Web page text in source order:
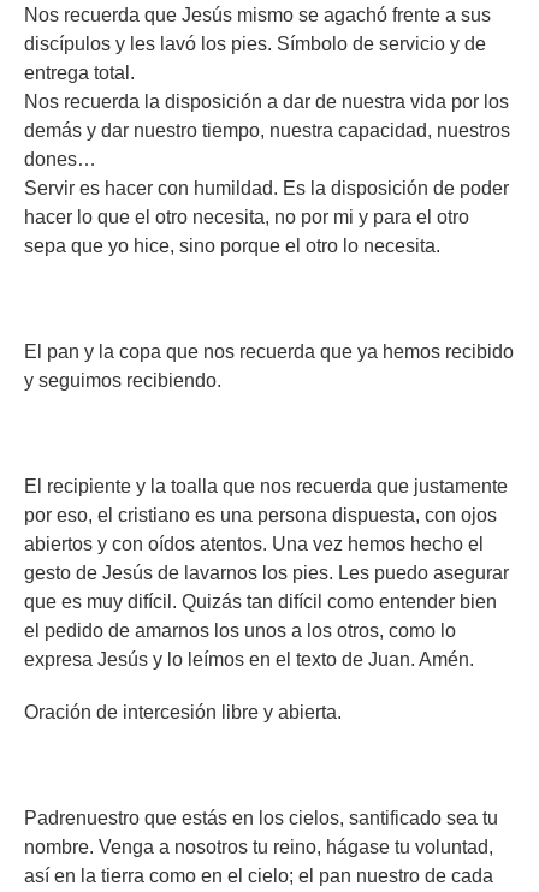
Nos recuerda que Jesús mismo se agachó frente a sus
discípulos y les lavó los pies. Símbolo de servicio y de
entrega total.
Nos recuerda la disposición a dar de nuestra vida por los
demás y dar nuestro tiempo, nuestra capacidad, nuestros
dones…
Servir es hacer con humildad. Es la disposición de poder
hacer lo que el otro necesita, no por mi y para el otro
sepa que yo hice, sino porque el otro lo necesita.
El pan y la copa que nos recuerda que ya hemos recibido
y seguimos recibiendo.
El recipiente y la toalla que nos recuerda que justamente
por eso, el cristiano es una persona dispuesta, con ojos
abiertos y con oídos atentos. Una vez hemos hecho el
gesto de Jesús de lavarnos los pies. Les puedo asegurar
que es muy difícil. Quizás tan difícil como entender bien
el pedido de amarnos los unos a los otros, como lo
expresa Jesús y lo leímos en el texto de Juan. Amén.
Oración de intercesión libre y abierta.
Padrenuestro que estás en los cielos, santificado sea tu
nombre. Venga a nosotros tu reino, hágase tu voluntad,
así en la tierra como en el cielo; el pan nuestro de cada